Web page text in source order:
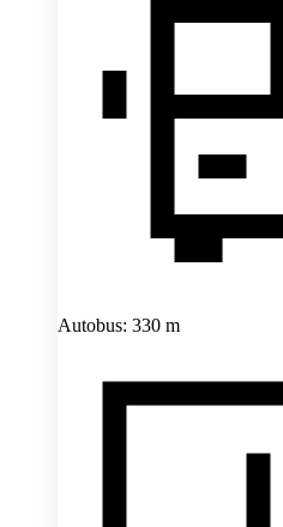
Autobus: 330 m